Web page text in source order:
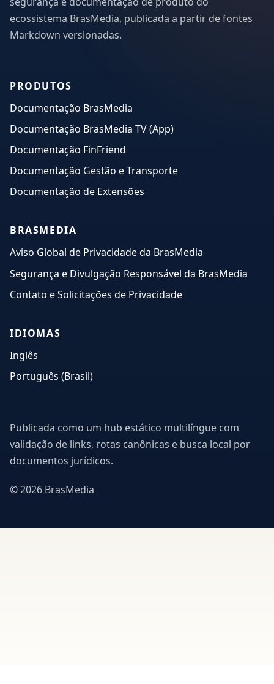
ecossistema BrasMedia, publicada a partir de fontes
Markdown versionadas.
PRODUTOS
Documentação BrasMedia
Documentação BrasMedia TV (App)
Documentação FinFriend
Documentação Gestão e Transporte
Documentação de Extensões
BRASMEDIA
Aviso Global de Privacidade da BrasMedia
Segurança e Divulgação Responsável da BrasMedia
Contato e Solicitações de Privacidade
IDIOMAS
Inglês
Português (Brasil)
Publicada como um hub estático multilíngue com
validação de links, rotas canônicas e busca local por
documentos jurídicos.
© 2026 BrasMedia